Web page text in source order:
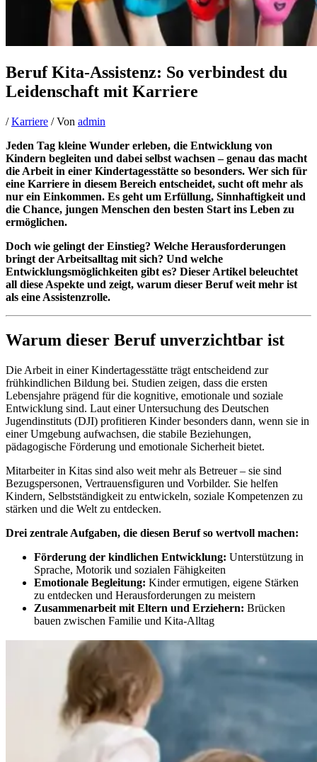
Beruf Kita-Assistenz: So verbindest du
Leidenschaft mit Karriere
/Karriere / Von admin
Jeden Tag kleine Wunder erleben, die Entwicklung von
Kindern begleiten und dabei selbst wachsen – genau das macht
die Arbeit in einer Kindertagesstätte so besonders. Wer sich für
eine Karriere in diesem Bereich entscheidet, sucht oft mehr als
nur ein Einkommen. Es geht um Erfüllung, Sinnhaftigkeit und
die Chance, jungen Menschen den besten Start ins Leben zu
ermöglichen.
Doch wie gelingt der Einstieg? Welche Herausforderungen
bringt der Arbeitsalltag mit sich? Und welche
Entwicklungsmöglichkeiten gibt es? Dieser Artikel beleuchtet
all diese Aspekte und zeigt, warum dieser Beruf weit mehr ist
als eine Assistenzrolle.
Warum dieser Beruf unverzichtbar ist
Die Arbeit in einer Kindertagesstätte trägt entscheidend zur
frühkindlichen Bildung bei. Studien zeigen, dass die ersten
Lebensjahre prägend für die kognitive, emotionale und soziale
Entwicklung sind. Laut einer Untersuchung des Deutschen
Jugendinstituts (DJI) profitieren Kinder besonders dann, wenn sie in
einer Umgebung aufwachsen, die stabile Beziehungen,
pädagogische Förderung und emotionale Sicherheit bietet.
Mitarbeiter in Kitas sind also weit mehr als Betreuer – sie sind
Bezugspersonen, Vertrauensfiguren und Vorbilder. Sie helfen
Kindern, Selbstständigkeit zu entwickeln, soziale Kompetenzen zu
stärken und die Welt zu entdecken.
Drei zentrale Aufgaben, die diesen Beruf so wertvoll machen:
Förderung der kindlichen Entwicklung: Unterstützung in
Sprache, Motorik und sozialen Fähigkeiten
Emotionale Begleitung: Kinder ermutigen, eigene Stärken
zu entdecken und Herausforderungen zu meistern
Zusammenarbeit mit Eltern und Erziehern: Brücken
bauen zwischen Familie und Kita-Alltag